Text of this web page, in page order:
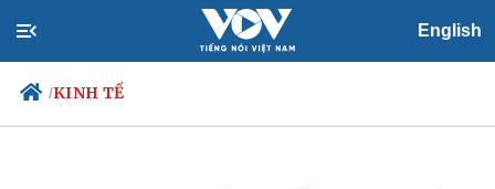
English
/KINH TẾ